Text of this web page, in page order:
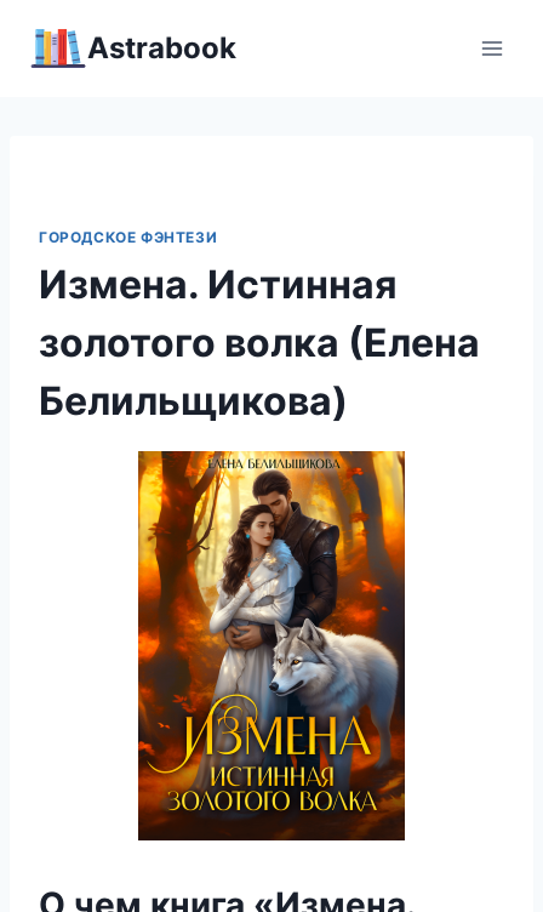
Аstrabook
ГОРОДСКОЕ ФЭНТЕЗИ
Измена. Истинная
золотого волка (Елена
Белильщикова)